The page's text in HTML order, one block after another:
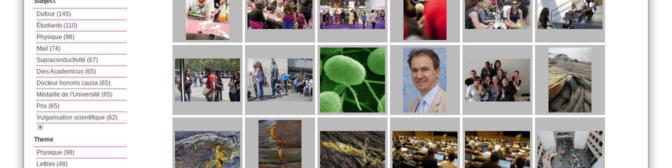
Dufour (145)
Étudiants (110)
Physique (98)
Mail (74)
Supraconductivité (67)
Dies Academicus (65)
Docteur honoris causa (65)
Médaille de l'Université (65)
Prix (65)
Vulgarisation scientifique (62)
Theme
Physique (98)
Lettres (48)